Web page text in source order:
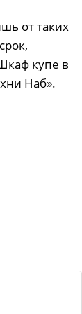
от таких
купе в
Наб».